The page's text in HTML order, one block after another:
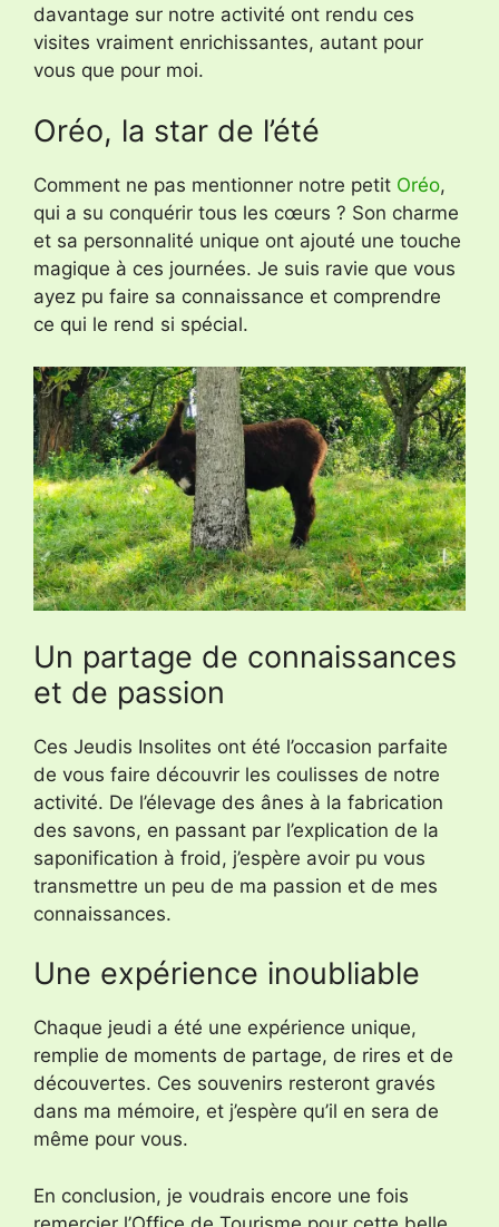
davantage sur notre activité ont rendu ces
visites vraiment enrichissantes, autant pour
vous que pour moi.
Oréo, la star de l’été
Comment ne pas mentionner notre petit Oréo,
qui a su conquérir tous les cœurs ? Son charme
et sa personnalité unique ont ajouté une touche
magique à ces journées. Je suis ravie que vous
ayez pu faire sa connaissance et comprendre
ce qui le rend si spécial.
Un partage de connaissances
et de passion
Ces Jeudis Insolites ont été l’occasion parfaite
de vous faire découvrir les coulisses de notre
activité. De l’élevage des ânes à la fabrication
des savons, en passant par l’explication de la
saponification à froid, j’espère avoir pu vous
transmettre un peu de ma passion et de mes
connaissances.
Une expérience inoubliable
Chaque jeudi a été une expérience unique,
remplie de moments de partage, de rires et de
découvertes. Ces souvenirs resteront gravés
dans ma mémoire, et j’espère qu’il en sera de
même pour vous.
En conclusion, je voudrais encore une fois